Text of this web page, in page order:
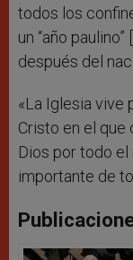
todos los
un “año
después del
«La Iglesia vive
Cristo en el que
Dios por todo el
importante de